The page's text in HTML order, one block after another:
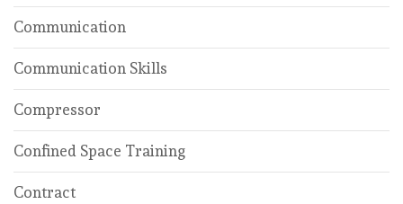
Communication
Communication Skills
Compressor
Confined Space Training
Contract